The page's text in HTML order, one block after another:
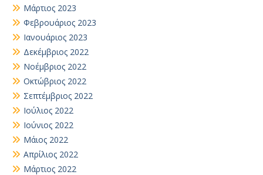
Μάρτιος 2023
Φεβρουάριος 2023
Ιανουάριος 2023
Δεκέμβριος 2022
Νοέμβριος 2022
Οκτώβριος 2022
Σεπτέμβριος 2022
Ιούλιος 2022
Ιούνιος 2022
Μάιος 2022
Απρίλιος 2022
Μάρτιος 2022